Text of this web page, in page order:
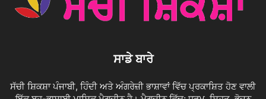
ਸਾਡੇ ਬਾਰੇ
ਸੱਚੀ ਸ਼ਿਕਸ਼ਾ ਪੰਜਾਬੀ, ਹਿੰਦੀ ਅਤੇ ਅੰਗਰੇਜ਼ੀ ਭਾਸ਼ਾਵਾਂ ਵਿੱਚ ਪ੍ਰਕਾਸ਼ਿਤ ਹੋਣ ਵਾਲੀ